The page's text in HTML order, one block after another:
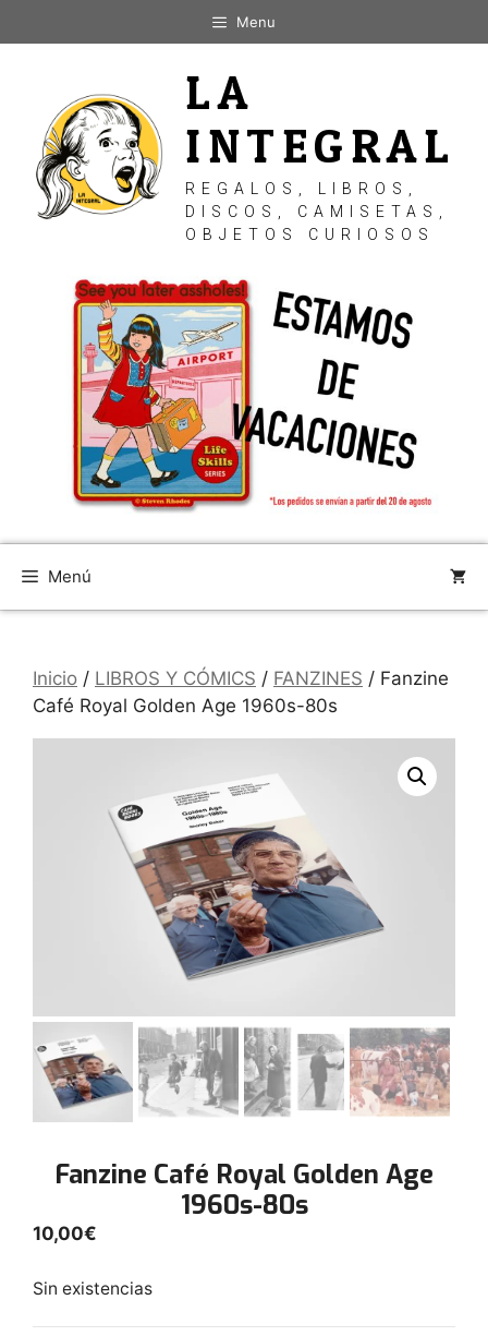
al
Menu
LA
INTEGRAL
REGALOS, LIBROS,
DISCOS, CAMISETAS,
OBJETOS CURIOSOS
Menú
Inicio / LIBROS Y CÓMICS / FANZINES / Fanzine
Café Royal Golden Age 1960s-80s
Fanzine Café Royal Golden Age
1960s-80s
10,00€
Sin existencias